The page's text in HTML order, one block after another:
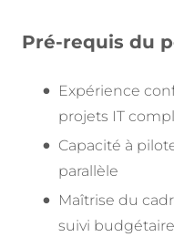
Pré-requis du
Expérience
projets IT
Capacité à
parallèle
Maîtrise du
suivi